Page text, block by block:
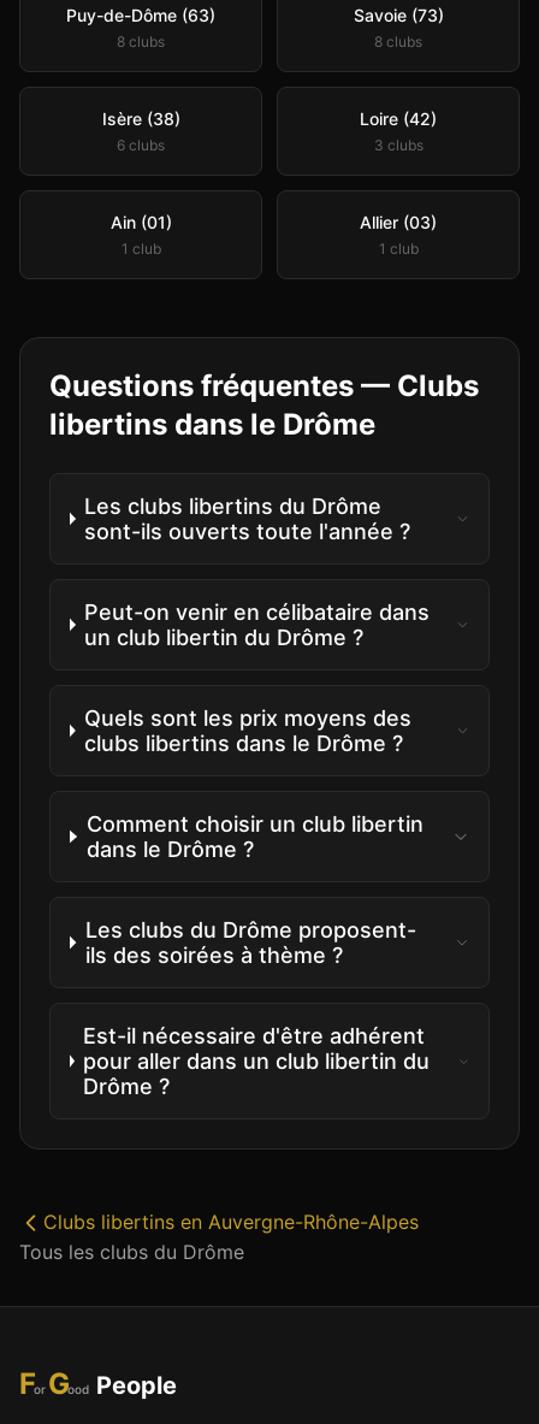
Puy-de-Dôme (63)
8 clubs
Savoie (73)
8 clubs
Isère (38)
6 clubs
Loire (42)
3 clubs
Ain (01)
1 club
Allier (03)
1 club
Questions fréquentes — Clubs
libertins dans le Drôme
Les clubs libertins du Drôme
sont-ils ouverts toute l'année ?
Peut-on venir en célibataire dans
un club libertin du Drôme ?
Quels sont les prix moyens des
clubs libertins dans le Drôme ?
Comment choisir un club libertin
dans le Drôme ?
Les clubs du Drôme proposent-
ils des soirées à thème ?
Est-il nécessaire d'être adhérent
pour aller dans un club libertin du
Drôme ?
Clubs libertins en Auvergne-Rhône-Alpes
Tous les clubs du Drôme
For Good People